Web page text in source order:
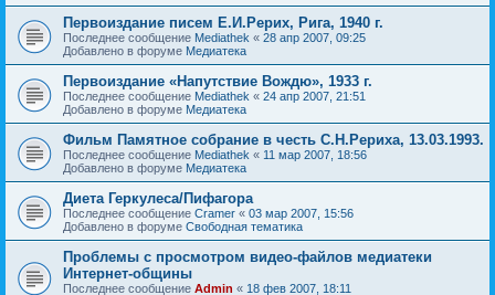
Первоиздание писем Е.И.Рерих, Рига, 1940 г.
Последнее сообщение Mediathek « 28 апр 2007, 09:25
Добавлено в форуме Медиатека
Первоиздание «Напутствие Вождю», 1933 г.
Последнее сообщение Mediathek « 24 апр 2007, 21:51
Добавлено в форуме Медиатека
Фильм Памятное собрание в честь С.Н.Рериха, 13.03.1993.
Последнее сообщение Mediathek « 11 мар 2007, 18:56
Добавлено в форуме Медиатека
Диета Геркулеса/Пифагора
Последнее сообщение Cramer « 03 мар 2007, 15:56
Добавлено в форуме Свободная тематика
Проблемы с просмотром видео-файлов медиатеки
Интернет-общины
Последнее сообщение Admin « 18 фев 2007, 18:11